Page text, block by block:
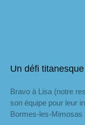
Un défi
Bravo à Lisa (notre
son équipe pour leur
Bormes-les-Mimosas